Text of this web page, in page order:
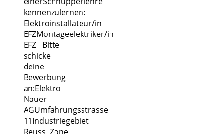
kennenzulernen:
Elektroinstallateur/in
EFZMontageelektriker/in
EFZ Bitte
schicke
deine
Bewerbung
an:Elektro
Nauer
AGUmfahrungsstrasse
11Industriegebiet
Reuss, Zone